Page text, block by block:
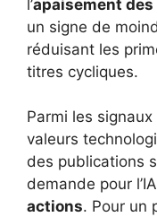
l’apaisement
un signe de
réduisant les
titres cycliques.
Parmi les
valeurs
des publications
demande pour
actions. Pour un